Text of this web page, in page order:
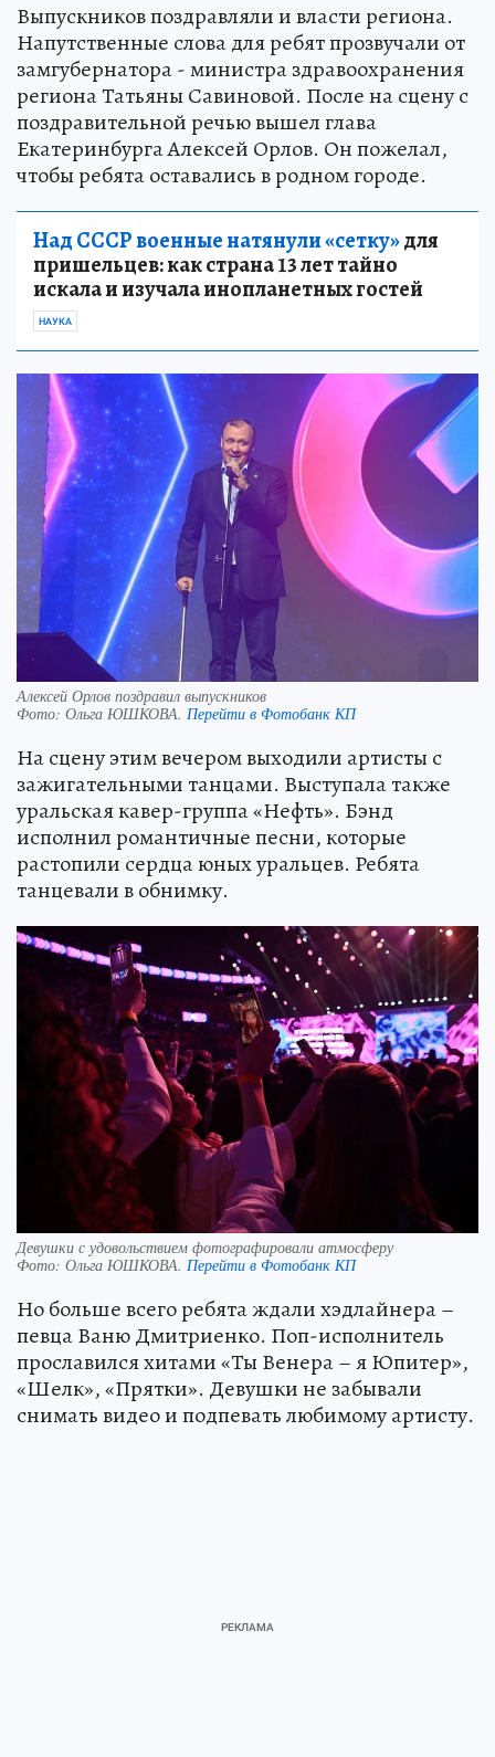
Выпускников поздравляли и власти региона.
Напутственные слова для ребят прозвучали от
замгубернатора - министра здравоохранения
региона Татьяны Савиновой. После на сцену с
поздравительной речью вышел глава
Екатеринбурга Алексей Орлов. Он пожелал,
чтобы ребята оставались в родном городе.
Над СССР военные натянули «сетку»для
пришельцев: как страна 13 лет тайно
искала и изучала инопланетных гостей
НАУКА
Алексей Орлов поздравил выпускников
Фото: Ольга ЮШКОВА. Перейти в Фотобанк КП
На сцену этим вечером выходили артисты с
зажигательными танцами. Выступала также
уральская кавер-группа «Нефть». Бэнд
исполнил романтичные песни, которые
растопили сердца юных уральцев. Ребята
танцевали в обнимку.
Девушки с удовольствием фотографировали атмосферу
Фото: Ольга ЮШКОВА. Перейти в Фотобанк КП
Но больше всего ребята ждали хэдлайнера –
певца Ваню Дмитриенко. Поп-исполнитель
прославился хитами «Ты Венера – я Юпитер»,
«Шелк», «Прятки». Девушки не забывали
снимать видео и подпевать любимому артисту.